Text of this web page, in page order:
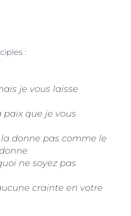
:
je vous laisse
paix que je vous
donne pas comme le
ne soyez pas
crainte en votre